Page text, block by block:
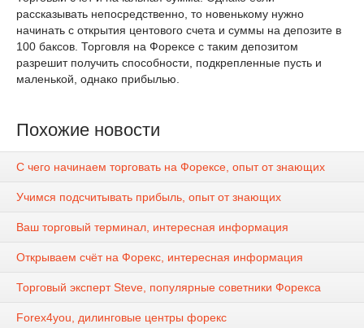
рассказывать непосредственно, то новенькому нужно
начинать с открытия центового счета и суммы на депозите в
100 баксов. Торговля на Форексе с таким депозитом
разрешит получить способности, подкрепленные пусть и
маленькой, однако прибылью.
Похожие новости
С чего начинаем торговать на Форексе, опыт от знающих
Учимся подсчитывать прибыль, опыт от знающих
Ваш торговый терминал, интересная информация
Открываем счёт на Форекс, интересная информация
Торговый эксперт Steve, популярные советники Форекса
Forex4you, дилинговые центры форекс